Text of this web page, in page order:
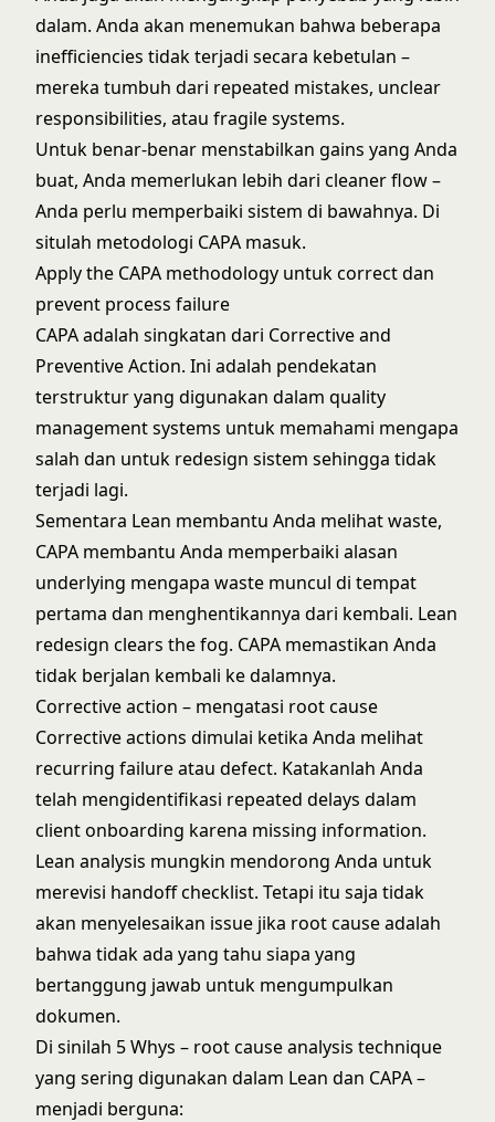
dalam. Anda akan menemukan bahwa beberapa
inefficiencies tidak terjadi secara kebetulan –
mereka tumbuh dari repeated mistakes, unclear
responsibilities, atau fragile systems.
Untuk benar-benar menstabilkan gains yang Anda
buat, Anda memerlukan lebih dari cleaner flow –
Anda perlu memperbaiki sistem di bawahnya. Di
situlah metodologi CAPA masuk.
Apply the CAPA methodology untuk correct dan
prevent process failure
CAPA adalah singkatan dari Corrective and
Preventive Action. Ini adalah pendekatan
terstruktur yang digunakan dalam quality
management systems untuk memahami mengapa
salah dan untuk redesign sistem sehingga tidak
terjadi lagi.
Sementara Lean membantu Anda melihat waste,
CAPA membantu Anda memperbaiki alasan
underlying mengapa waste muncul di tempat
pertama dan menghentikannya dari kembali. Lean
redesign clears the fog. CAPA memastikan Anda
tidak berjalan kembali ke dalamnya.
Corrective action – mengatasi root cause
Corrective actions dimulai ketika Anda melihat
recurring failure atau defect. Katakanlah Anda
telah mengidentifikasi repeated delays dalam
client onboarding karena missing information.
Lean analysis mungkin mendorong Anda untuk
merevisi handoff checklist. Tetapi itu saja tidak
akan menyelesaikan issue jika root cause adalah
bahwa tidak ada yang tahu siapa yang
bertanggung jawab untuk mengumpulkan
dokumen.
Di sinilah 5 Whys – root cause analysis technique
yang sering digunakan dalam Lean dan CAPA –
menjadi berguna: